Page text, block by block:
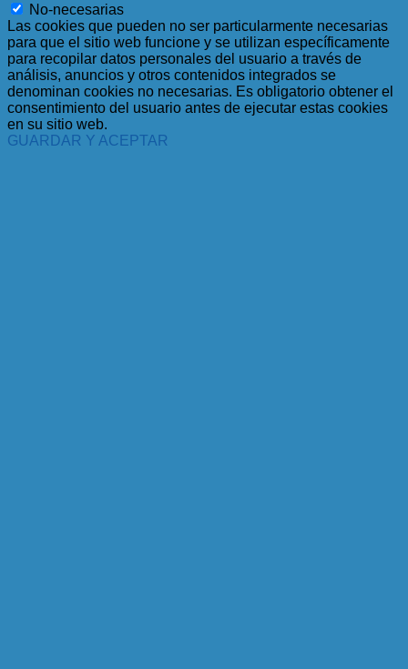
No-necesarias
Las cookies que pueden no ser particularmente necesarias
para que el sitio web funcione y se utilizan específicamente
para recopilar datos personales del usuario a través de
análisis, anuncios y otros contenidos integrados se
denominan cookies no necesarias. Es obligatorio obtener el
consentimiento del usuario antes de ejecutar estas cookies
en su sitio web.
GUARDAR Y ACEPTAR